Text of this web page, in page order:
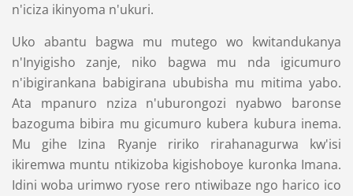
n'iciza ikinyoma n'ukuri.
Uko abantu bagwa mu mutego wo kwitandukanya
n'Inyigisho zanje, niko bagwa mu nda igicumuro
n'ibigirankana babigirana ububisha mu mitima yabo.
Ata mpanuro nziza n'uburongozi nyabwo baronse
bazoguma bibira mu gicumuro kubera kubura inema.
Mu gihe Izina Ryanje ririko rirahanagurwa kw'isi
ikiremwa muntu ntikizoba kigishoboye kuronka Imana.
Idini woba urimwo ryose rero ntiwibaze ngo harico ico